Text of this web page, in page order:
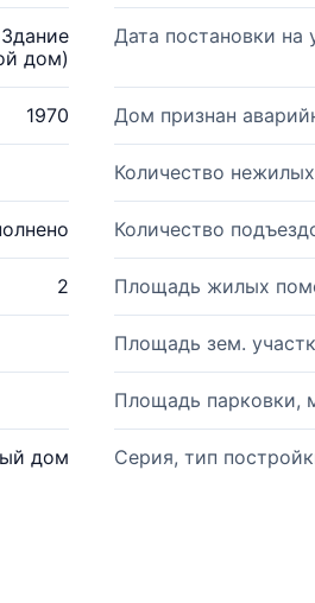
дом)
Дата постановки на
1970 Дом признан
Количество
Количество
2 Площадь жилых
Площадь зем.
Площадь парковки,
дом Серия, тип